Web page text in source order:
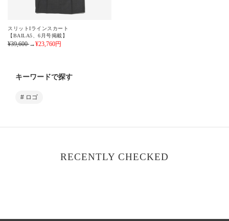
スリットIラインスカート
【BAILA5、6月号掲載】
¥39,600→¥23,760円
キーワードで探す
# ロゴ
RECENTLY CHECKED